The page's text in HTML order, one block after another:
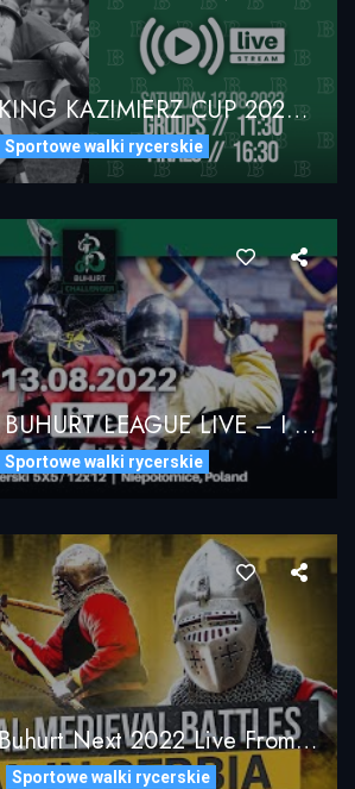
[NA ŻYWO] KING KAZIMIERZ CUP 2023 – Buhurt International, Niepolomice, Poland [LIVE STREAM]
Sportowe walki rycerskie
[NA ŻYWO ] BUHURT LEAGUE LIVE – I Turniej Rycerski W Niepołomicach 13.08.2022
Sportowe walki rycerskie
[NA ŻYWO] Buhurt Next 2022 Live From Belgrade
Sportowe walki rycerskie